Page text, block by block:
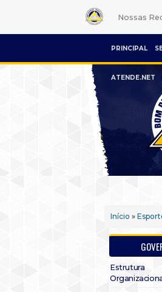
Nossas
PRINCIPAL
ATENDE.NET
Início »
Estrutura